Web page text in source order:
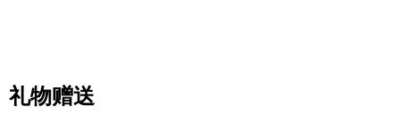
礼物赠送